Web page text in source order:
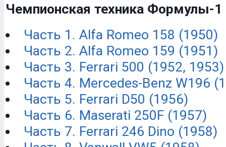
Чемпионская техника Формулы-1
Часть 1. Alfa Romeo 158 (1950)
Часть 2. Alfa Romeo 159 (1951)
Часть 3. Ferrari 500 (1952, 1953)
Часть 4. Mercedes-Benz W196
Часть 5. Ferrari D50 (1956)
Часть 6. Maserati 250F (1957)
Часть 7. Ferrari 246 Dino (1958)